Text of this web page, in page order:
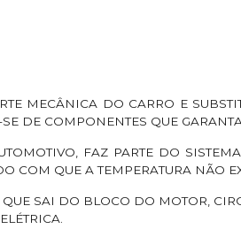
MECÂNICA DO CARRO E
SE DE COMPONENTES QUE
FAZ PARTE DO
COM QUE A TEMPERATURA NÃO
QUE SAI DO BLOCO DO MOTOR,